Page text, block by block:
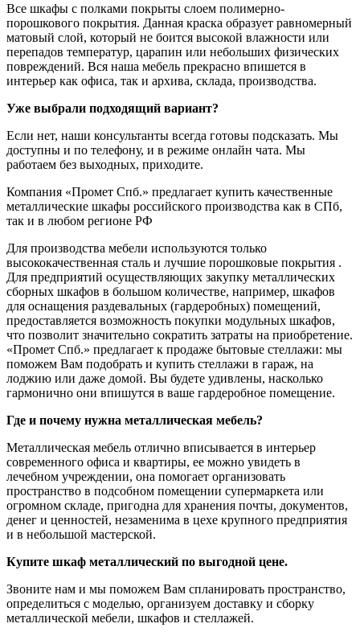
Все шкафы с полками покрыты слоем полимерно-
порошкового покрытия. Данная краска образует равномерный
матовый слой, который не боится высокой влажности или
перепадов температур, царапин или небольших физических
повреждений. Вся наша мебель прекрасно впишется в
интерьер как офиса, так и архива, склада, производства.
Уже выбрали подходящий вариант?
Если нет, наши консультанты всегда готовы подсказать. Мы
доступны и по телефону, и в режиме онлайн чата. Мы
работаем без выходных, приходите.
Компания «Промет Спб.» предлагает купить качественные
металлические шкафы российского производства как в СПб,
так и в любом регионе РФ
Для производства мебели используются только
высококачественная сталь и лучшие порошковые покрытия .
Для предприятий осуществляющих закупку металлических
сборных шкафов в большом количестве, например, шкафов
для оснащения раздевальных (гардеробных) помещений,
предоставляется возможность покупки модульных шкафов,
что позволит значительно сократить затраты на приобретение.
«Промет Спб.» предлагает к продаже бытовые стеллажи: мы
поможем Вам подобрать и купить стеллажи в гараж, на
лоджию или даже домой. Вы будете удивлены, насколько
гармонично они впишутся в ваше гардеробное помещение.
Где и почему нужна металлическая мебель?
Металлическая мебель отлично вписывается в интерьер
современного офиса и квартиры, ее можно увидеть в
лечебном учреждении, она помогает организовать
пространство в подсобном помещении супермаркета или
огромном складе, пригодна для хранения почты, документов,
денег и ценностей, незаменима в цехе крупного предприятия
и в небольшой мастерской.
Купите шкаф металлический по выгодной цене.
Звоните нам и мы поможем Вам спланировать пространство,
определиться с моделью, организуем доставку и сборку
металлической мебели, шкафов и стеллажей.